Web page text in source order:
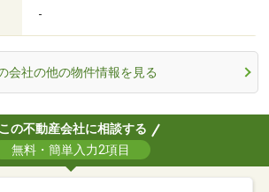
-
会社の他の物件情報を見る
この不動産会社に相談する
無料・簡単入力2項目